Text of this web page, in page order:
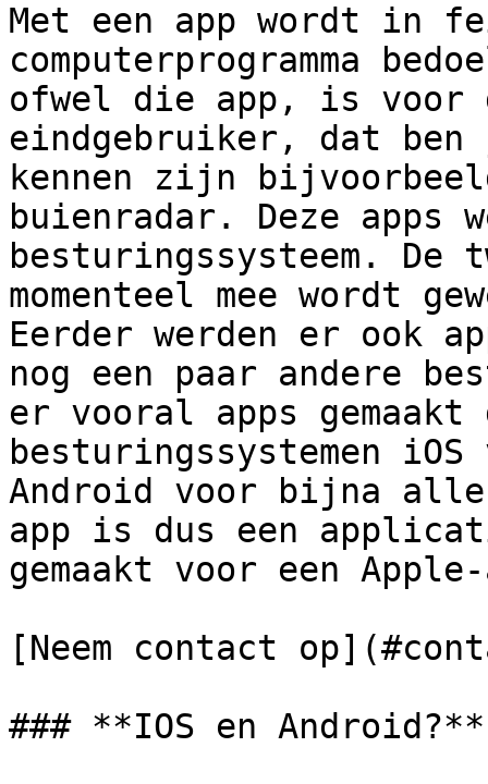
Met een app wordt in
computerprogramma
ofwel die app, is voor
eindgebruiker, dat
kennen zijn
buienradar. Deze apps
besturingssysteem. De
momenteel mee wordt
Eerder werden er ook
nog een paar andere
er vooral apps
besturingssystemen
Android voor bijna alle
app is dus een
gemaakt voor een
[Neem contact
### **IOS en Android?**